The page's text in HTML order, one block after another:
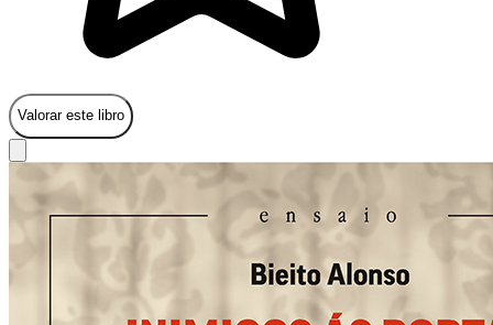
Valorar este libro